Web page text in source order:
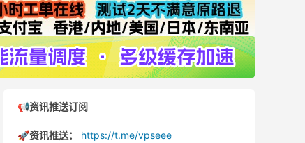
📢资讯推送订阅
🚀资讯推送： https://t.me/vpseee